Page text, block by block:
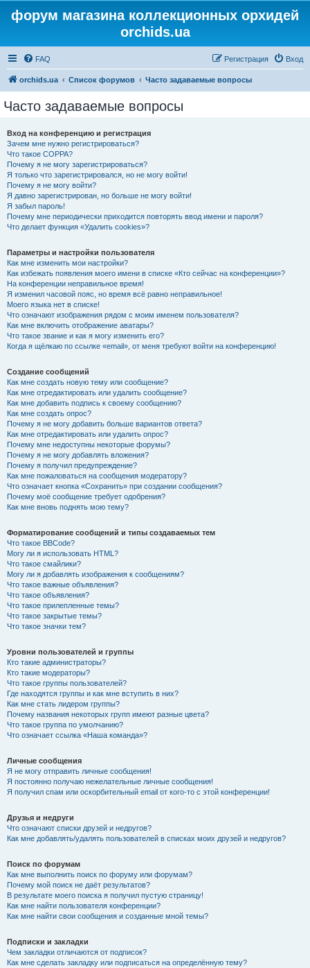
форум магазина коллекционных орхидей
orchids.ua
FAQ Вход
Регистрация
orchids.ua Список форумов Часто задаваемые вопросы
Часто задаваемые вопросы
Вход на конференцию и регистрация
Зачем мне нужно регистрироваться?
Что такое COPPA?
Почему я не могу зарегистрироваться?
Я только что зарегистрировался, но не могу войти!
Почему я не могу войти?
Я давно зарегистрирован, но больше не могу войти!
Я забыл пароль!
Почему мне периодически приходится повторять ввод имени и пароля?
Что делает функция «Удалить cookies»?
Параметры и настройки пользователя
Как мне изменить мои настройки?
Как избежать появления моего имени в списке «Кто сейчас на конференции»?
На конференции неправильное время!
Я изменил часовой пояс, но время всё равно неправильное!
Моего языка нет в списке!
Что означают изображения рядом с моим именем пользователя?
Как мне включить отображение аватары?
Что такое звание и как я могу изменить его?
Когда я щёлкаю по ссылке «email», от меня требуют войти на конференцию!
Создание сообщений
Как мне создать новую тему или сообщение?
Как мне отредактировать или удалить сообщение?
Как мне добавить подпись к своему сообщению?
Как мне создать опрос?
Почему я не могу добавить больше вариантов ответа?
Как мне отредактировать или удалить опрос?
Почему мне недоступны некоторые форумы?
Почему я не могу добавлять вложения?
Почему я получил предупреждение?
Как мне пожаловаться на сообщения модератору?
Что означает кнопка «Сохранить» при создании сообщения?
Почему моё сообщение требует одобрения?
Как мне вновь поднять мою тему?
Форматирование сообщений и типы создаваемых тем
Что такое BBCode?
Могу ли я использовать HTML?
Что такое смайлики?
Могу ли я добавлять изображения к сообщениям?
Что такое важные объявления?
Что такое объявления?
Что такое прилепленные темы?
Что такое закрытые темы?
Что такое значки тем?
Уровни пользователей и группы
Кто такие администраторы?
Кто такие модераторы?
Что такое группы пользователей?
Где находятся группы и как мне вступить в них?
Как мне стать лидером группы?
Почему названия некоторых групп имеют разные цвета?
Что такое группа по умолчанию?
Что означает ссылка «Наша команда»?
Личные сообщения
Я не могу отправить личные сообщения!
Я постоянно получаю нежелательные личные сообщения!
Я получил спам или оскорбительный email от кого-то с этой конференции!
Друзья и недруги
Что означают списки друзей и недругов?
Как мне добавлять/удалять пользователей в списках моих друзей и недругов?
Поиск по форумам
Как мне выполнить поиск по форуму или форумам?
Почему мой поиск не даёт результатов?
В результате моего поиска я получил пустую страницу!
Как мне найти пользователя конференции?
Как мне найти свои сообщения и созданные мной темы?
Подписки и закладки
Чем закладки отличаются от подписок?
Как мне сделать закладку или подписаться на определённую тему?